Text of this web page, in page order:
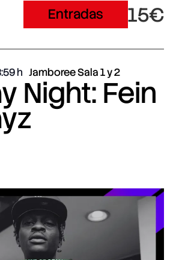
Entradas 15€
Jamboree Sala 1 y 2
Night: Fein